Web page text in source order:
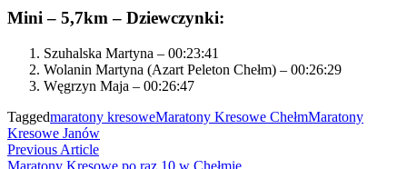
Mini – 5,7km – Dziewczynki:
Szuhalska Martyna – 00:23:41
Wolanin Martyna (Azart Peleton Chełm) – 00:26:29
Węgrzyn Maja – 00:26:47
Taggedmaratony kresoweMaratony Kresowe ChełmMaratony
Kresowe Janów
Nawigacja
Previous ArticlePrevious
article:
Maratony Kresowe po raz 10 w Chełmie